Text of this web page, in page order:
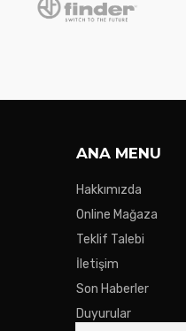
ANA MENU
Hakkımızda
Online Mağaza
Teklif Talebi
İletişim
Son Haberler
Duyurular